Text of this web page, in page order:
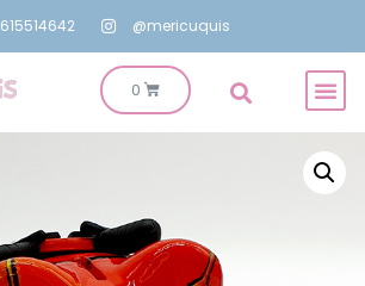
615514642 @mericuquis